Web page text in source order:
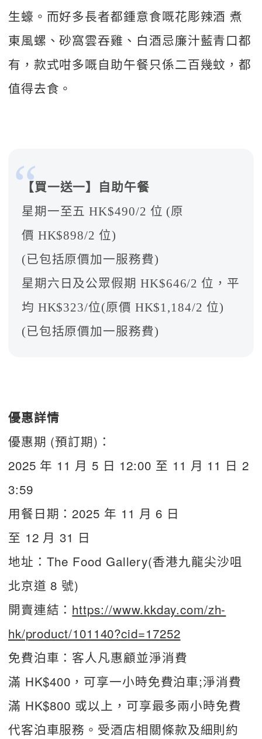
生蠔。而好多長者都鍾意食嘅花彫辣酒 煮
東風螺、砂窩雲吞雞、白酒忌廉汁藍青口都
有，款式咁多嘅自助午餐只係二百幾蚊，都
值得去食。
【買一送一】自助午餐
星期一至五 HK$490/2 位 (原
價 HK$898/2 位)
(已包括原價加一服務費)
星期六日及公眾假期 HK$646/2 位，平
均 HK$323/位(原價 HK$1,184/2 位)
(已包括原價加一服務費)
優惠詳情
優惠期 (預訂期)：
2025 年 11 月 5 日 12:00 至 11 月 11 日 2
3:59
用餐日期：2025 年 11 月 6 日
至 12 月 31 日
地址：The Food Gallery(香港九龍尖沙咀
北京道 8 號)
開賣連結： https://www.kkday.com/zh-
hk/product/101140?cid=17252
免費泊車：客人凡惠顧並淨消費
滿 HK$400，可享一小時免費泊車;淨消費
滿 HK$800 或以上，可享最多兩小時免費
代客泊車服務。受酒店相關條款及細則約